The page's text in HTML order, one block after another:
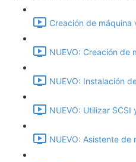
Creación de máquina
NUEVO: Creación
NUEVO: Instalación
NUEVO: Utilizar
NUEVO: Asistente